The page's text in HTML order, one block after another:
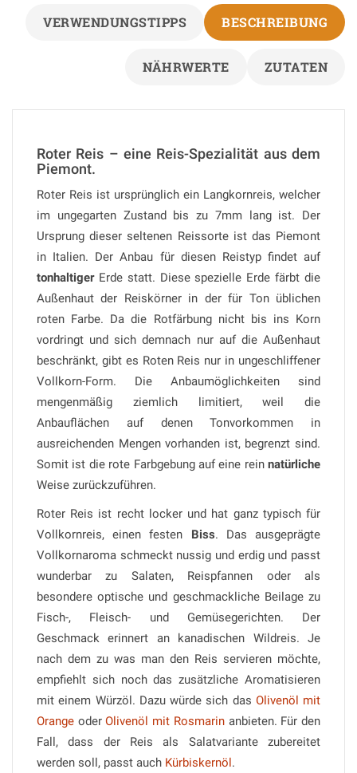
BESCHREIBUNG
VERWENDUNGSTIPPS
ZUTATEN
NÄHRWERTE
Roter Reis – eine Reis-Spezialität aus dem
Piemont.
Roter Reis ist ursprünglich ein Langkornreis, welcher
im ungegarten Zustand bis zu 7mm lang ist. Der
Ursprung dieser seltenen Reissorte ist das Piemont
in Italien. Der Anbau für diesen Reistyp findet auf
tonhaltigerErde statt. Diese spezielle Erde färbt die
Außenhaut der Reiskörner in der für Ton üblichen
roten Farbe. Da die Rotfärbung nicht bis ins Korn
vordringt und sich demnach nur auf die Außenhaut
beschränkt, gibt es Roten Reis nur in ungeschliffener
Vollkorn-Form. Die Anbaumöglichkeiten sind
mengenmäßig ziemlich limitiert, weil die
Anbauflächen auf denen Tonvorkommen in
ausreichenden Mengen vorhanden ist, begrenzt sind.
Somit ist die rote Farbgebung auf eine rein natürliche
Weise zurückzuführen.
Roter Reis ist recht locker und hat ganz typisch für
Vollkornreis, einen festen Biss. Das ausgeprägte
Vollkornaroma schmeckt nussig und erdig und passt
wunderbar zu Salaten, Reispfannen oder als
besondere optische und geschmackliche Beilage zu
Fisch-, Fleisch- und Gemüsegerichten. Der
Geschmack erinnert an kanadischen Wildreis. Je
nach dem zu was man den Reis servieren möchte,
empfiehlt sich noch das zusätzliche Aromatisieren
mit einem Würzöl. Dazu würde sich das Olivenöl mit
Orange oderOlivenöl mit Rosmarinanbieten. Für den
Fall, dass der Reis als Salatvariante zubereitet
werden soll, passt auch Kürbiskernöl.